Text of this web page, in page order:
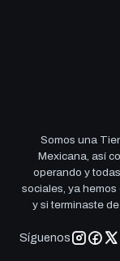
Somos una
Mexicana, así
operando y
sociales, ya
y si terminaste
Síguenos